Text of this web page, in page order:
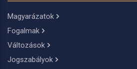
Magyarázatok
Fogalmak
Változások
Jogszabályok